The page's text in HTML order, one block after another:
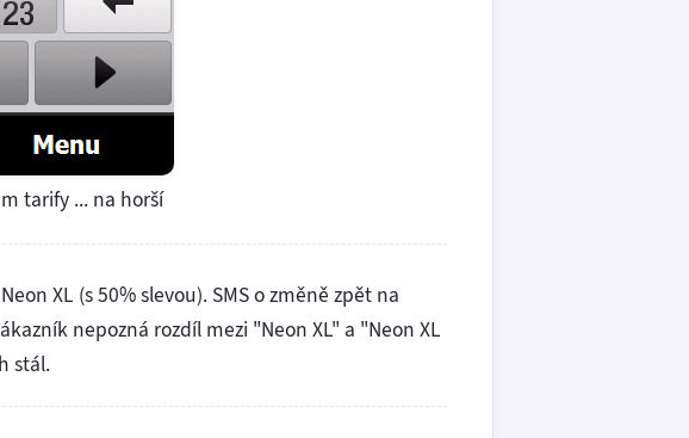
tarify ... na horší
XL (s 50% slevou). SMS o změně zpět na
nepozná rozdíl mezi "Neon XL" a "Neon XL
stál.